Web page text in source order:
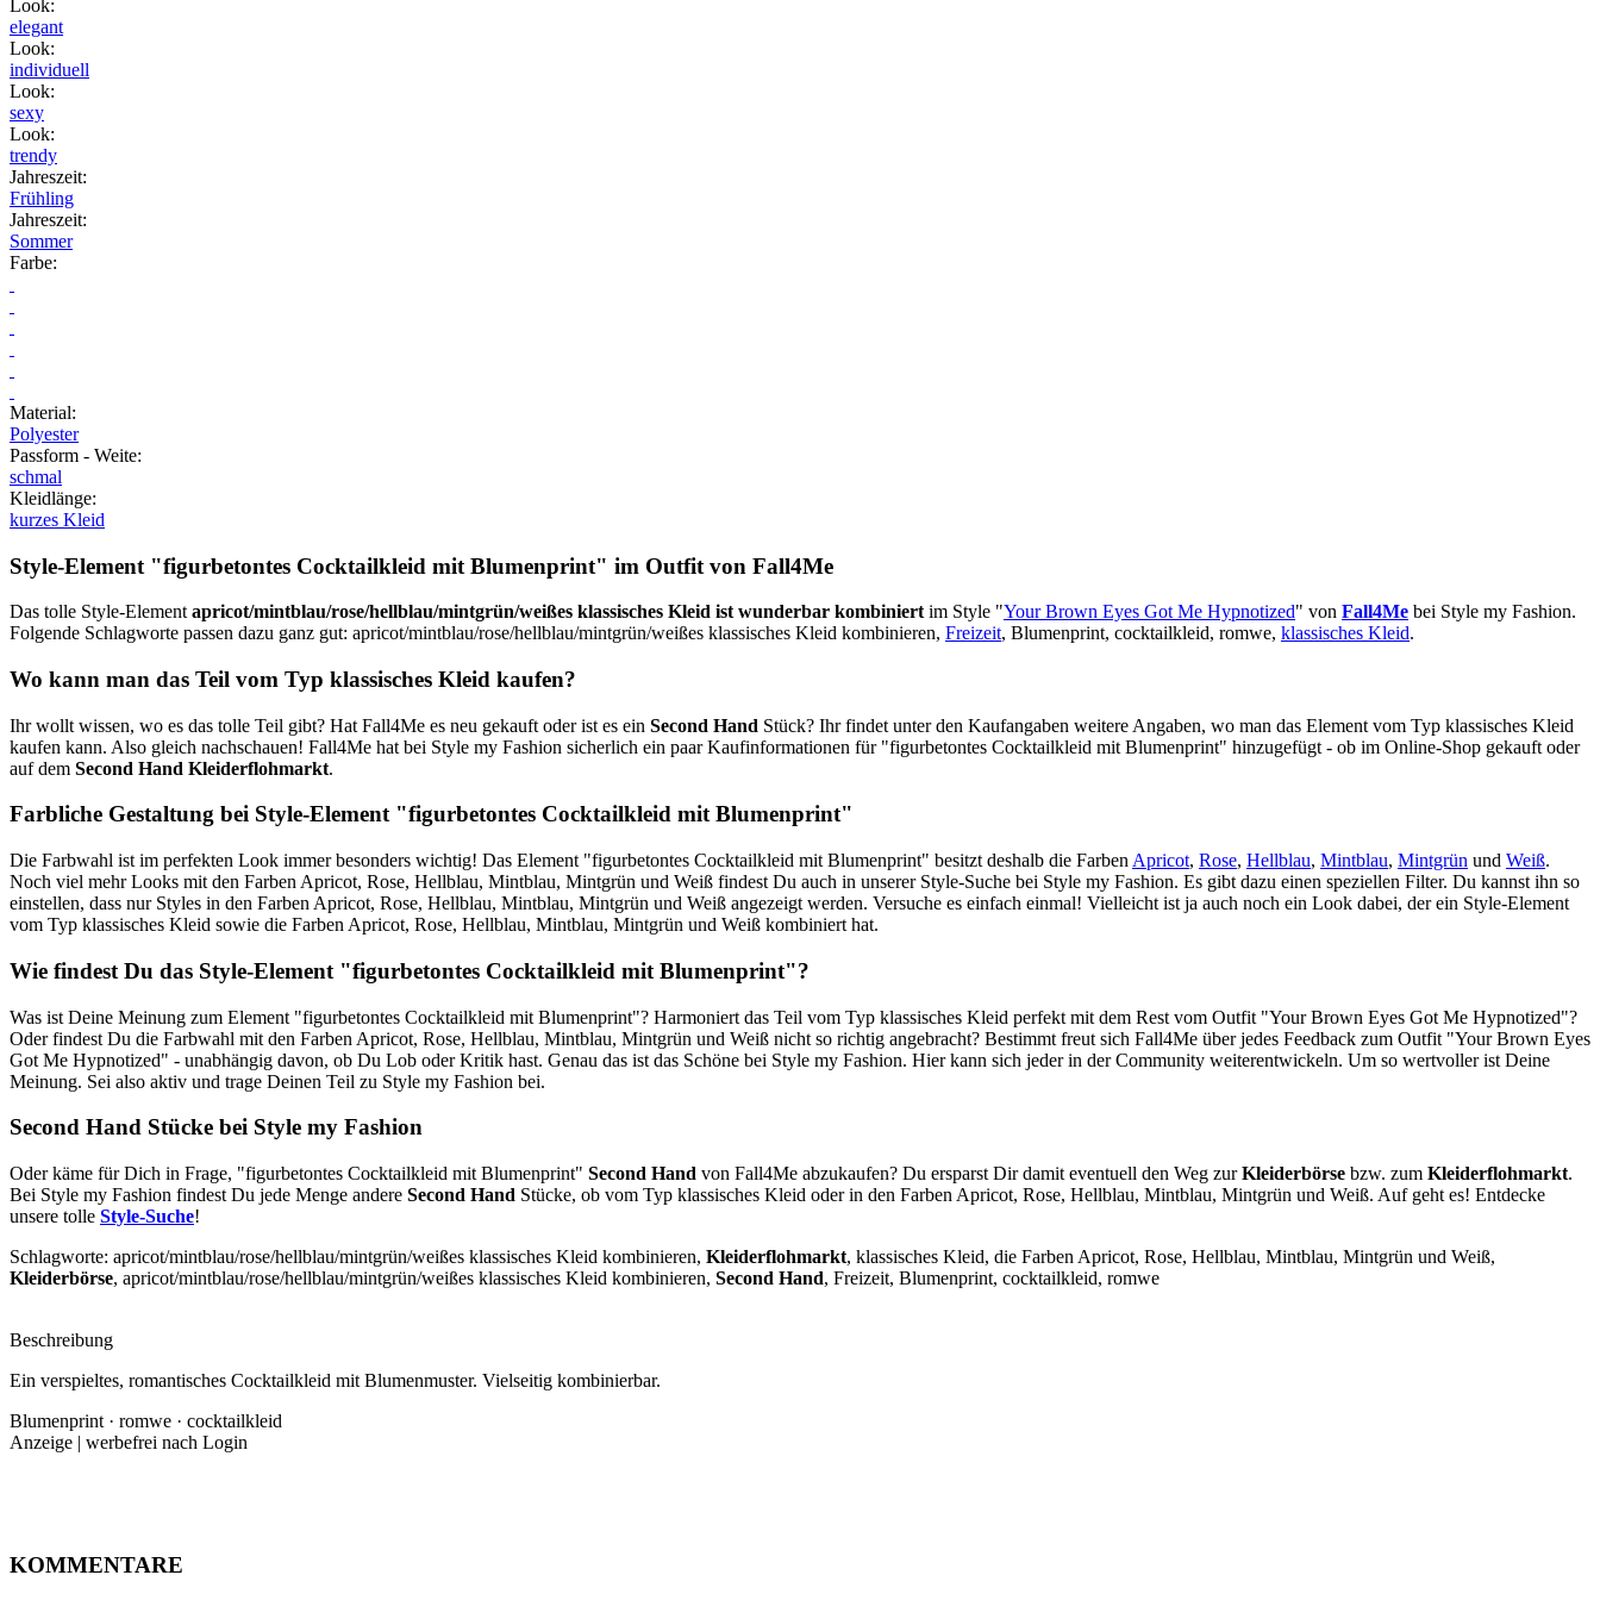
Look:
elegant
Look:
individuell
Look:
sexy
Look:
trendy
Jahreszeit:
Frühling
Jahreszeit:
Sommer
Farbe:
Material:
Polyester
Passform - Weite:
schmal
Kleidlänge:
kurzes Kleid
Style-Element "figurbetontes Cocktailkleid mit Blumenprint" im Outfit von Fall4Me
Das tolle Style-Element apricot/mintblau/rose/hellblau/mintgrün/weißes klassisches Kleid ist wunderbar kombiniert im Style "Your Brown Eyes Got Me Hypnotized" von Fall4Me bei Style my Fashion.
Folgende Schlagworte passen dazu ganz gut: apricot/mintblau/rose/hellblau/mintgrün/weißes klassisches Kleid kombinieren, Freizeit, Blumenprint, cocktailkleid, romwe, klassisches Kleid.
Wo kann man das Teil vom Typ klassisches Kleid kaufen?
Ihr wollt wissen, wo es das tolle Teil gibt? Hat Fall4Me es neu gekauft oder ist es ein Second Hand Stück? Ihr findet unter den Kaufangaben weitere Angaben, wo man das Element vom Typ klassisches Kleid
kaufen kann. Also gleich nachschauen! Fall4Me hat bei Style my Fashion sicherlich ein paar Kaufinformationen für "figurbetontes Cocktailkleid mit Blumenprint" hinzugefügt - ob im Online-Shop gekauft oder
auf dem Second Hand Kleiderflohmarkt.
Farbliche Gestaltung bei Style-Element "figurbetontes Cocktailkleid mit Blumenprint"
Die Farbwahl ist im perfekten Look immer besonders wichtig! Das Element "figurbetontes Cocktailkleid mit Blumenprint" besitzt deshalb die Farben Apricot, Rose, Hellblau, Mintblau, Mintgrün und Weiß.
Noch viel mehr Looks mit den Farben Apricot, Rose, Hellblau, Mintblau, Mintgrün und Weiß findest Du auch in unserer Style-Suche bei Style my Fashion. Es gibt dazu einen speziellen Filter. Du kannst ihn so
einstellen, dass nur Styles in den Farben Apricot, Rose, Hellblau, Mintblau, Mintgrün und Weiß angezeigt werden. Versuche es einfach einmal! Vielleicht ist ja auch noch ein Look dabei, der ein Style-Element
vom Typ klassisches Kleid sowie die Farben Apricot, Rose, Hellblau, Mintblau, Mintgrün und Weiß kombiniert hat.
Wie findest Du das Style-Element "figurbetontes Cocktailkleid mit Blumenprint"?
Was ist Deine Meinung zum Element "figurbetontes Cocktailkleid mit Blumenprint"? Harmoniert das Teil vom Typ klassisches Kleid perfekt mit dem Rest vom Outfit "Your Brown Eyes Got Me Hypnotized"?
Oder findest Du die Farbwahl mit den Farben Apricot, Rose, Hellblau, Mintblau, Mintgrün und Weiß nicht so richtig angebracht? Bestimmt freut sich Fall4Me über jedes Feedback zum Outfit "Your Brown Eyes
Got Me Hypnotized" - unabhängig davon, ob Du Lob oder Kritik hast. Genau das ist das Schöne bei Style my Fashion. Hier kann sich jeder in der Community weiterentwickeln. Um so wertvoller ist Deine
Meinung. Sei also aktiv und trage Deinen Teil zu Style my Fashion bei.
Second Hand Stücke bei Style my Fashion
Oder käme für Dich in Frage, "figurbetontes Cocktailkleid mit Blumenprint" Second Hand von Fall4Me abzukaufen? Du ersparst Dir damit eventuell den Weg zurKleiderbörse bzw. zum Kleiderflohmarkt.
Bei Style my Fashion findest Du jede Menge andere Second Hand Stücke, ob vom Typ klassisches Kleid oder in den Farben Apricot, Rose, Hellblau, Mintblau, Mintgrün und Weiß. Auf geht es! Entdecke
unsere tolle Style-Suche!
Schlagworte: apricot/mintblau/rose/hellblau/mintgrün/weißes klassisches Kleid kombinieren, Kleiderflohmarkt, klassisches Kleid, die Farben Apricot, Rose, Hellblau, Mintblau, Mintgrün und Weiß,
Kleiderbörse, apricot/mintblau/rose/hellblau/mintgrün/weißes klassisches Kleid kombinieren, Second Hand, Freizeit, Blumenprint, cocktailkleid, romwe
Beschreibung
Ein verspieltes, romantisches Cocktailkleid mit Blumenmuster. Vielseitig kombinierbar.
Blumenprint · romwe · cocktailkleid
Anzeige | werbefrei nach Login
KOMMENTARE